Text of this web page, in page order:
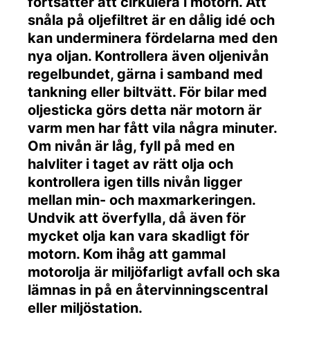
snåla på oljefiltret är en dålig idé och
kan underminera fördelarna med den
nya oljan. Kontrollera även oljenivån
regelbundet, gärna i samband med
tankning eller biltvätt. För bilar med
oljesticka görs detta när motorn är
varm men har fått vila några minuter.
Om nivån är låg, fyll på med en
halvliter i taget av rätt olja och
kontrollera igen tills nivån ligger
mellan min- och maxmarkeringen.
Undvik att överfylla, då även för
mycket olja kan vara skadligt för
motorn. Kom ihåg att gammal
motorolja är miljöfarligt avfall och ska
lämnas in på en återvinningscentral
eller miljöstation.